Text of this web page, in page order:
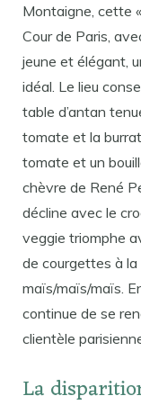
Montaigne, cette
Cour de Paris,
jeune et élégant,
idéal. Le lieu
table d’antan
tomate et la
tomate et un
chèvre de René
décline avec le
veggie triomphe
de courgettes à la
maïs/maïs/maïs.
continue de se
clientèle
La